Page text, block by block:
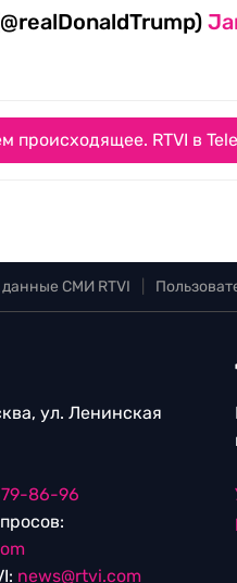
происходящее. RTVI в
СМИ RTVI
ул. Ленинская
86-96
news@rtvi.com